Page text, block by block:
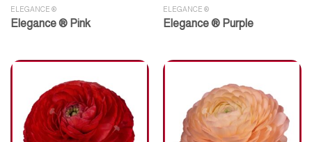
ELEGANCE ®
Elegance ® Pink
ELEGANCE ®
Elegance ® Purple